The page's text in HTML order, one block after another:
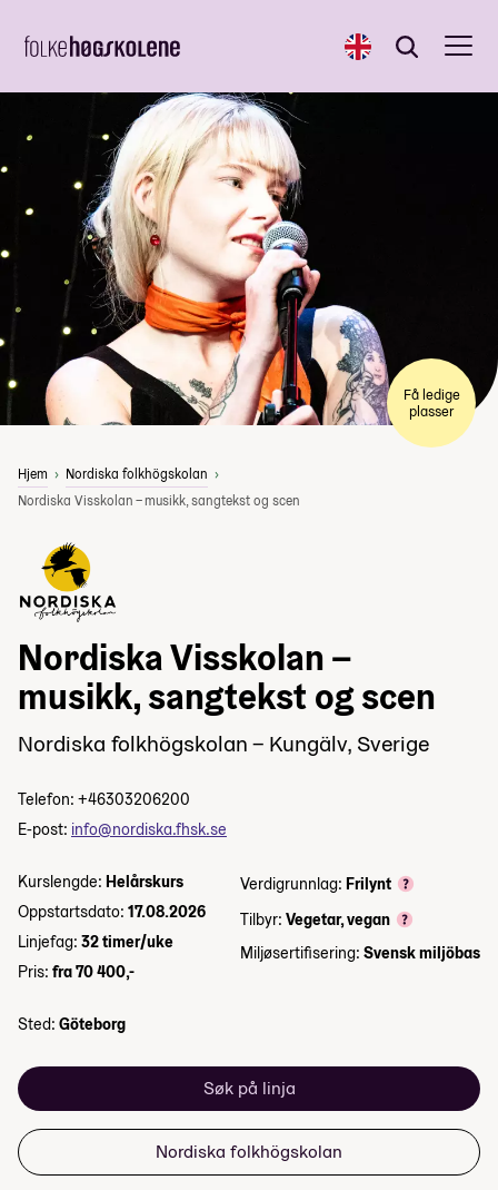
English Søk
Søk
Få ledige
plasser
Hjem
Nordiska folkhögskolan
Nordiska Visskolan – musikk, sangtekst og scen
Nordiska Visskolan –
musikk, sangtekst og scen
Nordiska folkhögskolan – Kungälv, Sverige
Telefon: +46303206200
E-post: info@nordiska.fhsk.se
Kurslengde: Helårskurs
Oppstartsdato: 17.08.2026
Linjefag: 32 timer/uke
Pris: fra 70 400,-
Verdigrunnlag: Frilynt
Tilbyr: Vegetar, vegan
Miljøsertifisering: Svensk miljöbas
Sted: Göteborg
Søk på linja
Nordiska folkhögskolan